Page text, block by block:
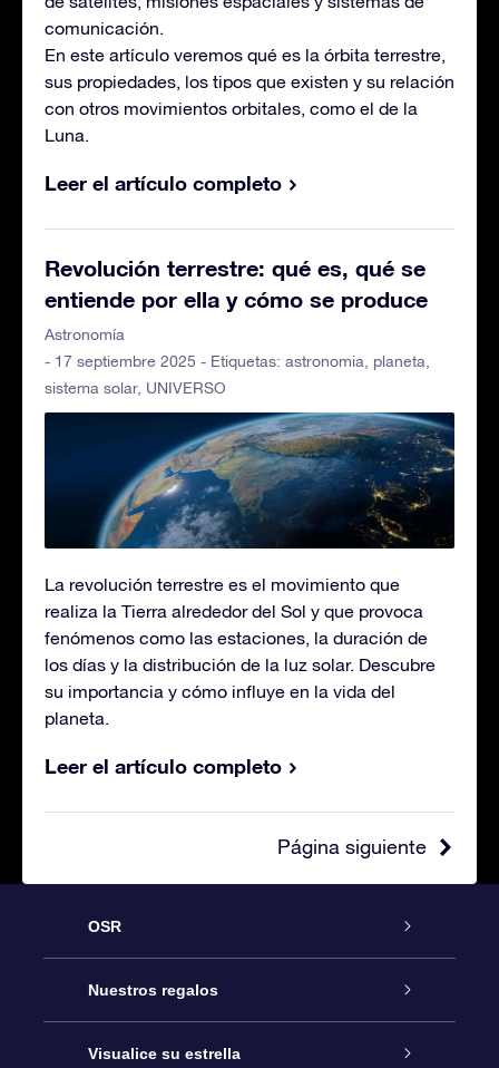
comunicación.
En este artículo veremos qué es la órbita terrestre,
sus propiedades, los tipos que existen y su relación
con otros movimientos orbitales, como el de la
Luna.
Leer el artículo completo
Revolución terrestre: qué es, qué se
entiende por ella y cómo se produce
Astronomía
- 17 septiembre 2025 - Etiquetas: astronomia planeta
sistema solar, UNIVERSO
La revolución terrestre es el movimiento que
realiza la Tierra alrededor del Sol y que provoca
fenómenos como las estaciones, la duración de
los días y la distribución de la luz solar. Descubre
su importancia y cómo influye en la vida del
planeta.
Leer el artículo completo
Página siguiente
OSR
Atención
Contáctanos
Nuestros regalos
Regalo Estrella Online
Visualice su estrella